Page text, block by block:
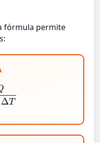
fórmula permite
Δ